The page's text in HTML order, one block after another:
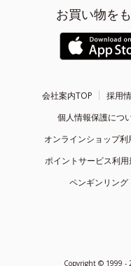
お買い物を
会社案内TOP 採用
個人情報保護につ
オンラインショップ利
ポイントサービス利用
ペンギンリング
Copyright © 1999 -